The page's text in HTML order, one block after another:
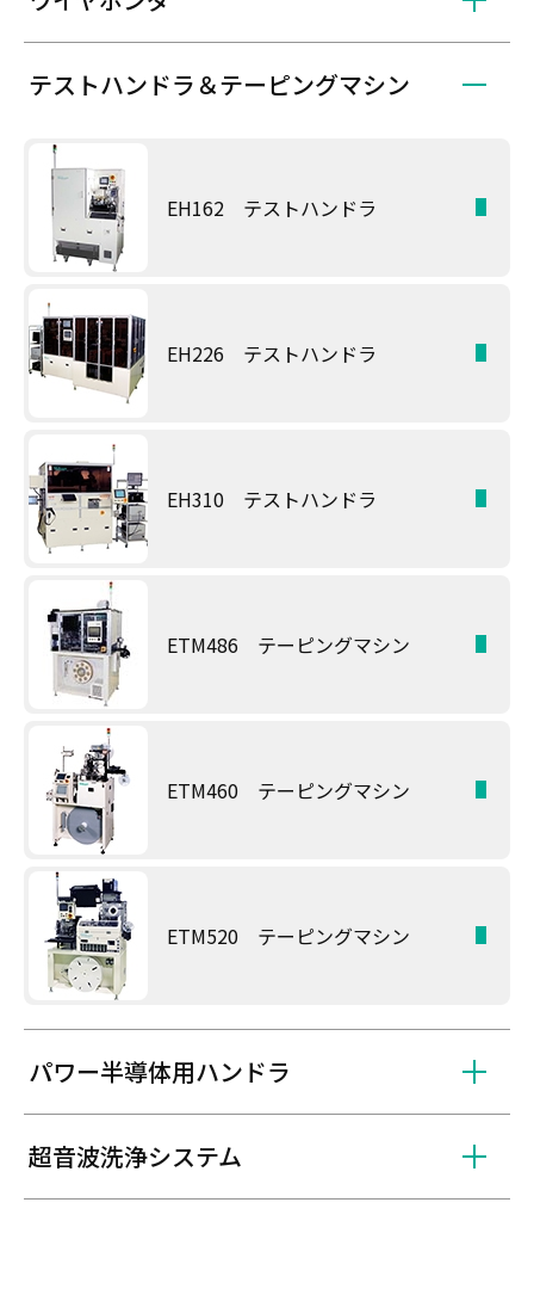
テストハンドラ＆テーピングマシン
EH162 テストハンドラ
EH226 テストハンドラ
EH310 テストハンドラ
ETM486 テーピングマシン
ETM460 テーピングマシン
ETM520 テーピングマシン
パワー半導体用ハンドラ
超音波洗浄システム